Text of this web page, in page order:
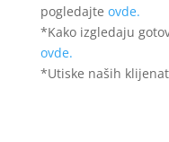
pogledajte ovde.
*Kako izgledaju
ovde.
*Utiske naših